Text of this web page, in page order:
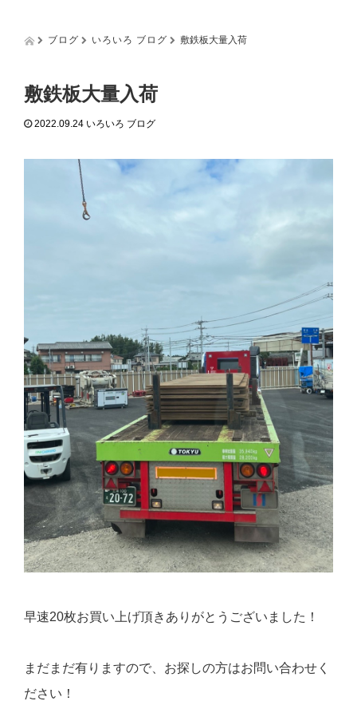
t
ブログ いろいろ ブログ 敷鉄板大量入荷
敷鉄板大量入荷
2022.09.24 いろいろ ブログ
早速20枚お買い上げ頂きありがとうございました！
まだまだ有りますので、お探しの方はお問い合わせく
ださい！